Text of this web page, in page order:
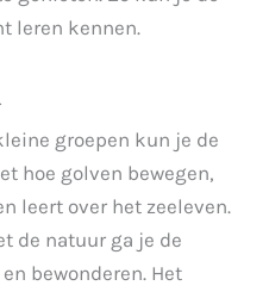
leren kennen.
groepen kun je de
hoe golven bewegen,
leert over het zeeleven.
de natuur ga je de
bewonderen. Het